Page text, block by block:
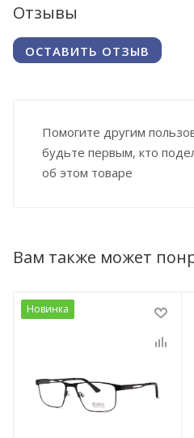
Отзывы
ОСТАВИТЬ ОТЗЫВ
Помогите другим
будьте первым, кто
об этом товаре
Вам также может
Новинка